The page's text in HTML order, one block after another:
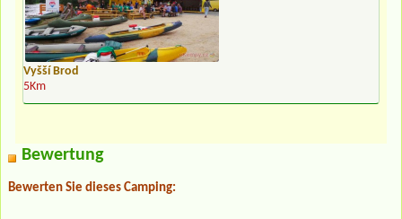
Vyšší Brod
5Km
Bewertung
Bewerten Sie dieses Camping: